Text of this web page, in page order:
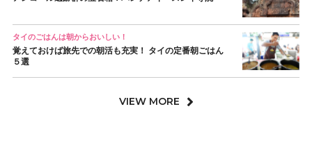
タイのごはんは朝からおいしい！
覚えておけば旅先での朝活も充実！ タイの定番朝ごはん
５選
VIEW MORE